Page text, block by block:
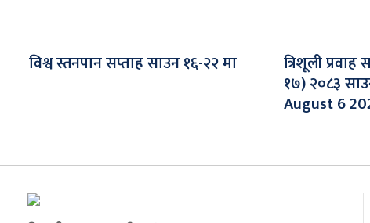
विश्व स्तनपान सप्ताह साउन १६-२२ मा त्रिशूली
१७) २०८३
August 6